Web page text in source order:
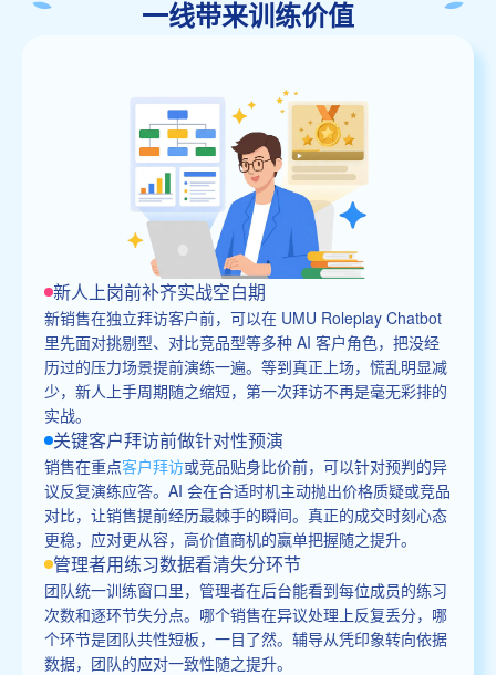
一线带来训练价值
新人上岗前补齐实战空白期
新销售在独立拜访客户前，可以在 UMU Roleplay Chatbot
里先面对挑剔型、对比竞品型等多种 AI 客户角色，把没经
历过的压力场景提前演练一遍。等到真正上场，慌乱明显减
少，新人上手周期随之缩短，第一次拜访不再是毫无彩排的
实战。
关键客户拜访前做针对性预演
销售在重点客户拜访或竞品贴身比价前，可以针对预判的异
议反复演练应答。AI 会在合适时机主动抛出价格质疑或竞品
对比，让销售提前经历最棘手的瞬间。真正的成交时刻心态
更稳，应对更从容，高价值商机的赢单把握随之提升。
管理者用练习数据看清失分环节
团队统一训练窗口里，管理者在后台能看到每位成员的练习
次数和逐环节失分点。哪个销售在异议处理上反复丢分，哪
个环节是团队共性短板，一目了然。辅导从凭印象转向依据
数据，团队的应对一致性随之提升。